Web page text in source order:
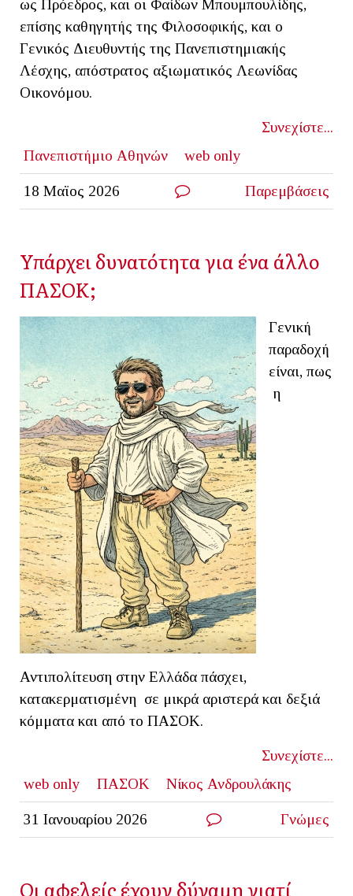
ως Πρόεδρος, και οι Φαίδων Μπουμπουλίδης,
επίσης καθηγητής της Φιλοσοφικής, και ο
Γενικός Διευθυντής της Πανεπιστημιακής
Λέσχης, απόστρατος αξιωματικός Λεωνίδας
Οικονόμου.
Συνεχίστε...
Πανεπιστήμιο Αθηνών
web only
18 Μαϊος 2026 Παρεμβάσεις
Υπάρχει δυνατότητα για ένα άλλο
ΠΑΣΟΚ;
Γενική
παραδοχή
είναι, πως
η
Αντιπολίτευση στην Ελλάδα πάσχει,
κατακερματισμένη σε μικρά αριστερά και δεξιά
κόμματα και από το ΠΑΣΟΚ.
Συνεχίστε...
web only
ΠΑΣΟΚ Νίκος Ανδρουλάκης
31 Ιανουαρίου 2026 Γνώμες
Οι αφελείς έχουν δύναμη γιατί